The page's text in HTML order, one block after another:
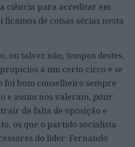
ciência para acreditar em
de coisas sérias nesta
ou talvez não, tempos destes,
a um certo circo e se
foi bom conselheiro sempre
e assim nos valeram, pour
da falta de oposição e
os que o partido socialista
do líder: Fernando